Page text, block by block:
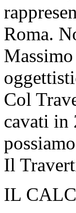
Roma.
Col
cavati in
Il
IL